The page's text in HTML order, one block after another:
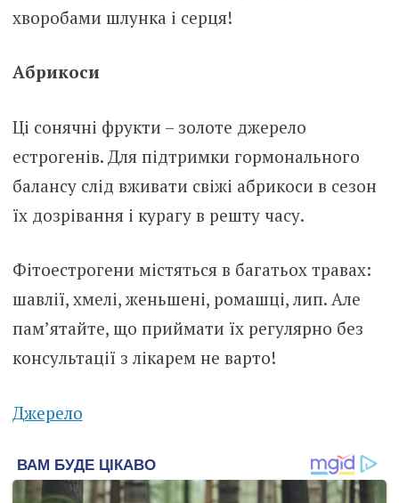
хворобами шлунка і серця!
Абрикоси
Ці сонячні фрукти – золоте джерело
естрогенів. Для підтримки гормонального
балансу слід вживати свіжі абрикоси в сезон
їх дозрівання і курагу в решту часу.
Фітоестрогени містяться в багатьох травах:
шавлії, хмелі, женьшені, ромашці, лип. Але
пам’ятайте, що приймати їх регулярно без
консультації з лікарем не варто!
Джерело